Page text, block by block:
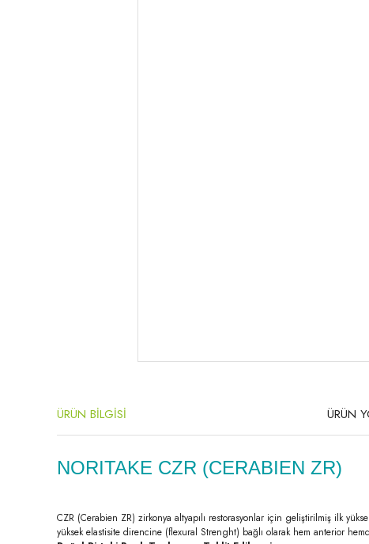
ÜRÜN BİLGİSİ ÜRÜN
NORITAKE CZR (CERABIEN ZR)
CZR (Cerabien ZR) zirkonya altyapılı restorasyonlar için geliştirilmiş ilk
yüksek elastisite direncine (flexural Strenght) bağlı olarak hem anterior